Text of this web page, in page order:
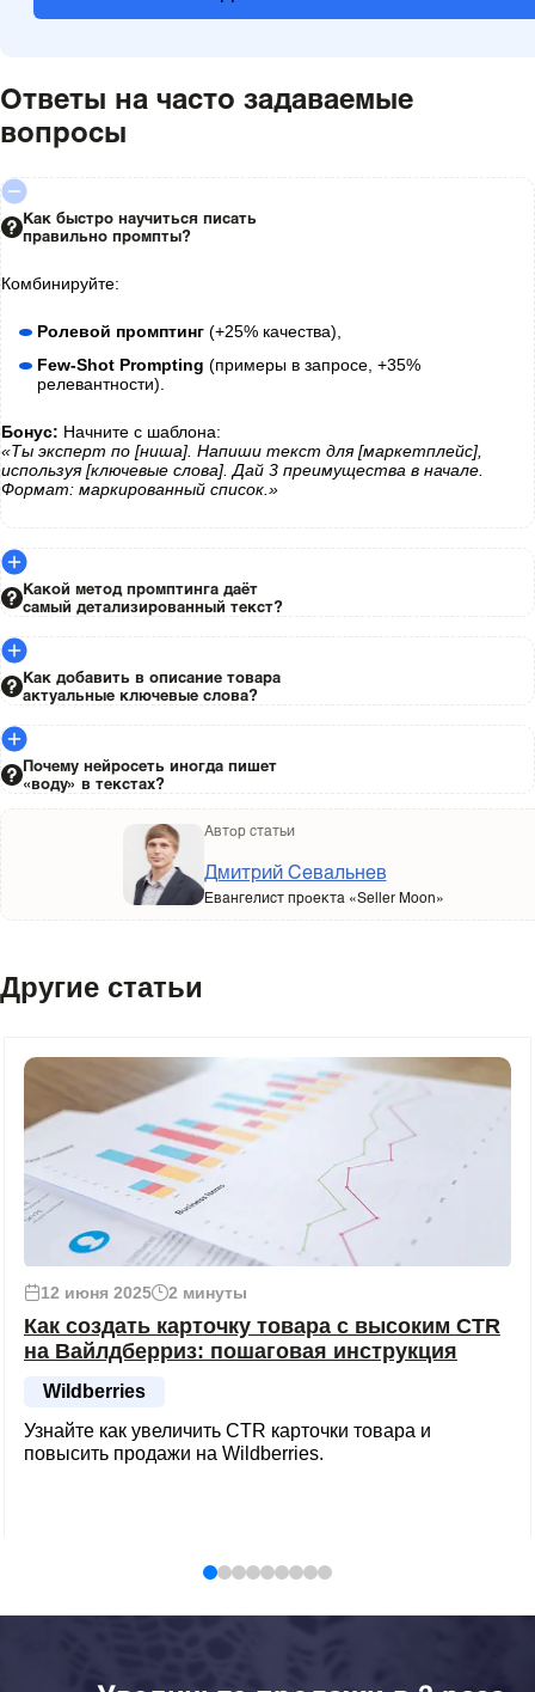
Ответы на часто задаваемые
вопросы
Как быстро научиться писать
правильно промпты?
Комбинируйте:
Ролевой промптинг (+25% качества),
Few-Shot Prompting (примеры в запросе, +35%
релевантности).
Бонус: Начните с шаблона:
«Ты эксперт по [ниша]. Напиши текст для [маркетплейс],
используя [ключевые слова]. Дай 3 преимущества в начале.
Формат: маркированный список.»
Какой метод промптинга даёт
самый детализированный текст?
Как добавить в описание товара
актуальные ключевые слова?
Почему нейросеть иногда пишет
«воду» в текстах?
Автор статьи
Дмитрий Севальнев
Евангелист проекта «Seller Moon»
Другие статьи
12 июня 2025 2 минуты
Как создать карточку товара с высоким CTR
на Вайлдберриз: пошаговая инструкция
Wildberries
Узнайте как увеличить CTR карточки товара и
повысить продажи на Wildberries.